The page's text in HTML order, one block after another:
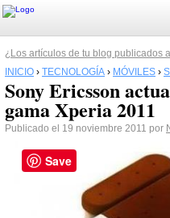
¿Los artículos de tu blog publicados
INICIO › TECNOLOGÍA › MÓVILES ›
Sony Ericsson
gama Xperia 2011
Publicado el 19 noviembre 2011 por
Save